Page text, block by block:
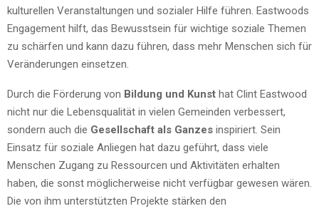
kulturellen Veranstaltungen und sozialer Hilfe führen. Eastwoods
Engagement hilft, das Bewusstsein für wichtige soziale Themen
zu schärfen und kann dazu führen, dass mehr Menschen sich für
Veränderungen einsetzen.
Durch die Förderung von Bildung und Kunst hat Clint Eastwood
nicht nur die Lebensqualität in vielen Gemeinden verbessert,
sondern auch die Gesellschaft als Ganzes inspiriert. Sein
Einsatz für soziale Anliegen hat dazu geführt, dass viele
Menschen Zugang zu Ressourcen und Aktivitäten erhalten
haben, die sonst möglicherweise nicht verfügbar gewesen wären.
Die von ihm unterstützten Projekte stärken den